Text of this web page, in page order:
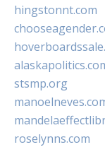
hingstonnt.com
stsmp.org
roselynns.com